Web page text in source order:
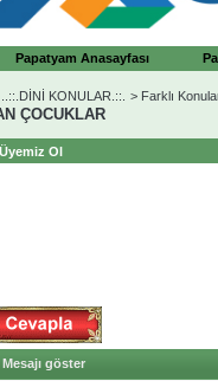
Papatyam Anasayfası
..::.DİNİ KONULAR.::. > Farklı
ÇOCUKLAR
Üyemiz Ol
göster